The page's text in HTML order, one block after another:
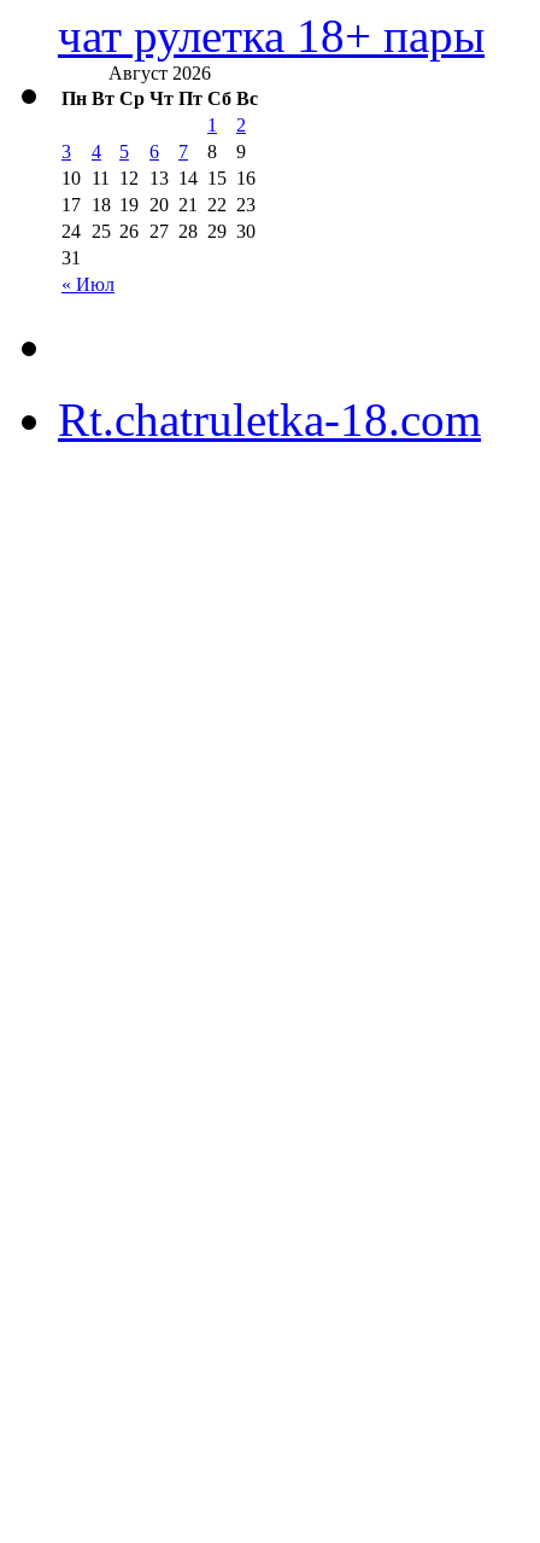
чат рулетка 18+ пары
Август 2026
Пн Вт Ср Чт Пт Сб Вс
« Июл
1
2
3
4 5 6 7 8
9
10 11 12 13 14 15 16
17 18 19 20 21 22 23
24 25 26 27 28 29 30
31
Rt.chatruletka-18.com